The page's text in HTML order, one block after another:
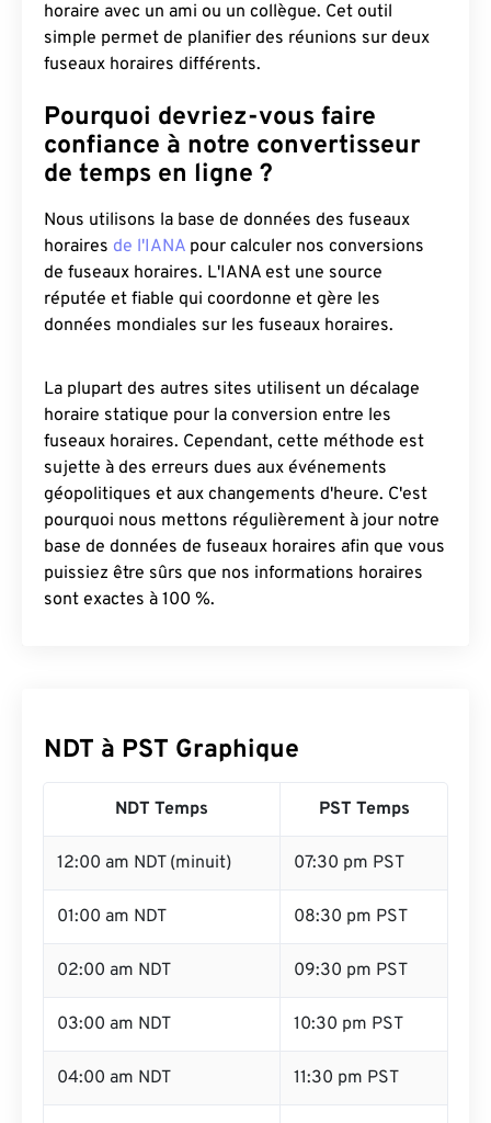
horaire avec un ami ou un collègue. Cet outil
simple permet de planifier des réunions sur deux
fuseaux horaires différents.
Pourquoi devriez-vous faire
confiance à notre convertisseur
de temps en ligne ?
Nous utilisons la base de données des fuseaux
horaires de l'IANA pour calculer nos conversions
de fuseaux horaires. L'IANA est une source
réputée et fiable qui coordonne et gère les
données mondiales sur les fuseaux horaires.
La plupart des autres sites utilisent un décalage
horaire statique pour la conversion entre les
fuseaux horaires. Cependant, cette méthode est
sujette à des erreurs dues aux événements
géopolitiques et aux changements d'heure. C'est
pourquoi nous mettons régulièrement à jour notre
base de données de fuseaux horaires afin que vous
puissiez être sûrs que nos informations horaires
sont exactes à 100 %.
NDT à PST Graphique
NDT Temps PST Temps
12:00 am NDT (minuit) 07:30 pm PST
01:00 am NDT 08:30 pm PST
02:00 am NDT 09:30 pm PST
03:00 am NDT 10:30 pm PST
04:00 am NDT 11:30 pm PST